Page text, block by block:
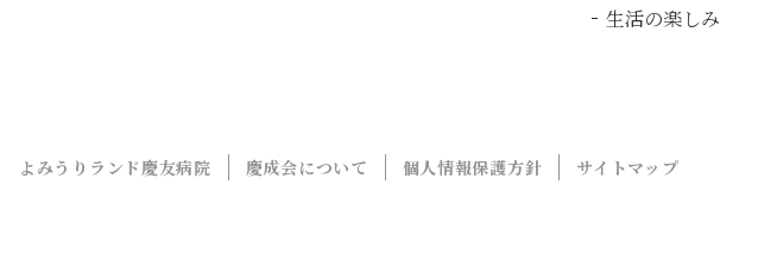
生活の楽しみ
よみうりランド慶友病院 慶成会について 個人情報保護方針 サイトマップ